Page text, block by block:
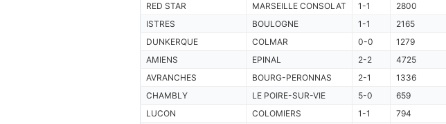
RED STAR
MARSEILLE CONSOLAT 1-1
2800
ISTRES
BOULOGNE 1-1
2165
DUNKERQUE
COLMAR 0-0
1279
AMIENS
EPINAL 2-2
4725
AVRANCHES
BOURG-PERONNAS 2-1
1336
CHAMBLY
LE POIRE-SUR-VIE 5-0
659
LUCON
COLOMIERS 1-1
794